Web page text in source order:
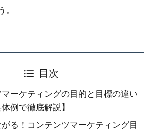
。
目次
マーケティングの目的と目標の違い
例で徹底解説】
る！コンテンツマーケティング目